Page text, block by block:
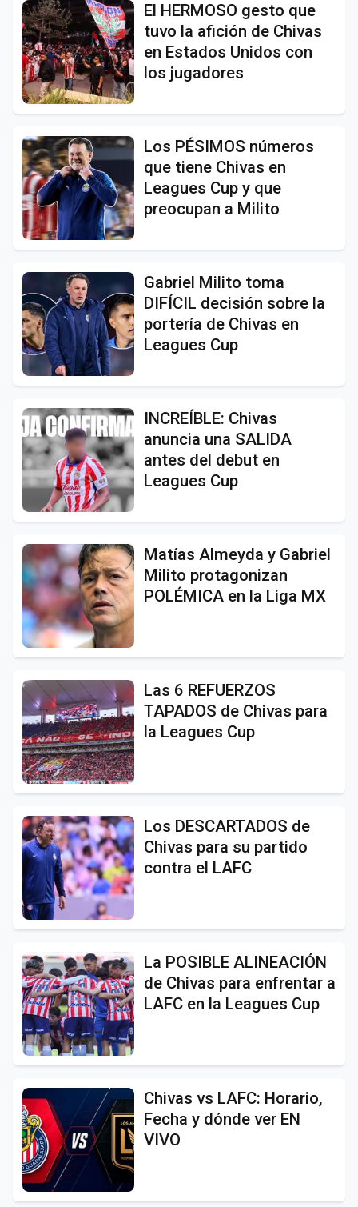
El HERMOSO gesto que
tuvo la afición de Chivas
en Estados Unidos con
los jugadores
Los PÉSIMOS números
que tiene Chivas en
Leagues Cup y que
preocupan a Milito
Gabriel Milito toma
DIFÍCIL decisión sobre la
portería de Chivas en
Leagues Cup
INCREÍBLE: Chivas
anuncia una SALIDA
antes del debut en
Leagues Cup
Matías Almeyda y Gabriel
Milito protagonizan
POLÉMICA en la Liga MX
Las 6 REFUERZOS
TAPADOS de Chivas para
la Leagues Cup
Los DESCARTADOS de
Chivas para su partido
contra el LAFC
La POSIBLE ALINEACIÓN
de Chivas para enfrentar a
LAFC en la Leagues Cup
Chivas vs LAFC: Horario,
Fecha y dónde ver EN
VIVO